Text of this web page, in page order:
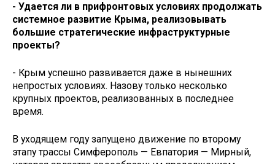
- Удается ли в прифронтовых условиях продолжать
системное развитие Крыма, реализовывать
большие стратегические инфраструктурные
проекты?
- Крым успешно развивается даже в нынешних
непростых условиях. Назову только несколько
крупных проектов, реализованных в последнее
время.
В уходящем году запущено движение по второму
этапу трассы Симферополь — Евпатория — Мирный,